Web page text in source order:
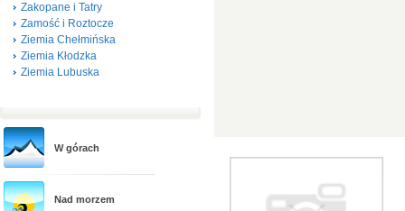
Zakopane i Tatry
Zamość i Roztocze
Ziemia Chełmińska
Ziemia Kłodzka
Ziemia Lubuska
W górach
Nad morzem